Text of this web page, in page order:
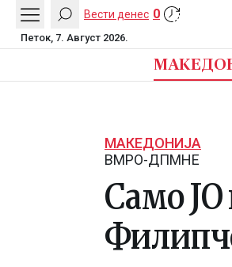
Вести денес 0
Петок, 7. Август 2026.
МАКЕДОНИЈА
ВМРО-ДПМНЕ
Само ЈО